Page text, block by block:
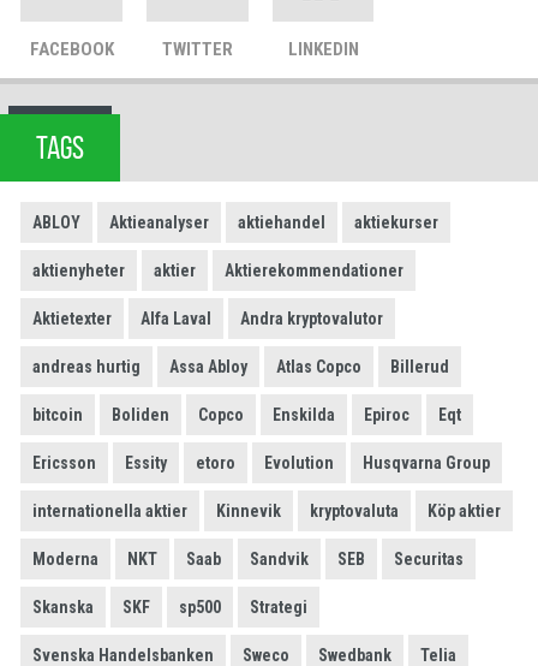
FACEBOOK TWITTER LINKEDIN
TAGS
ABLOY Aktieanalyser aktiehandel aktiekurser
aktienyheter aktier Aktierekommendationer
Aktietexter Alfa Laval Andra kryptovalutor
andreas hurtig Assa Abloy Atlas Copco Billerud
bitcoin Boliden Copco Enskilda Epiroc Eqt
Ericsson Essity etoro Evolution Husqvarna Group
internationella aktier Kinnevik kryptovaluta Köp aktier
Moderna NKT Saab Sandvik SEB Securitas
Skanska SKF sp500 Strategi
Svenska Handelsbanken Sweco Swedbank Telia